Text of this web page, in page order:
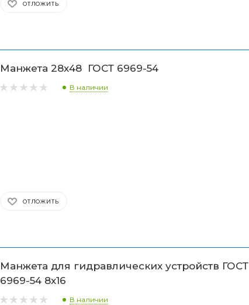
ОТЛОЖИТЬ
Манжета 28х48 ГОСТ 6969-54
В наличии
ОТЛОЖИТЬ
Манжета для гидравлических устройств ГОСТ
6969-54 8х16
В наличии